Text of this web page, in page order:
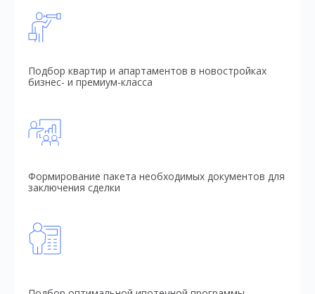
Подбор квартир и апартаментов в новостройках
бизнес- и премиум-класса
Формирование пакета необходимых документов для
заключения сделки